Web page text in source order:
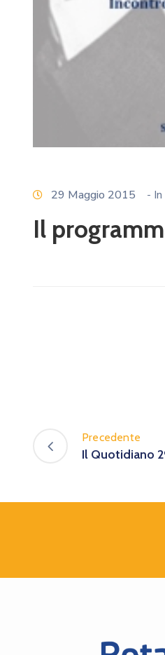
29 Maggio 2015 - In
Il
Precedente
Il Quotidiano